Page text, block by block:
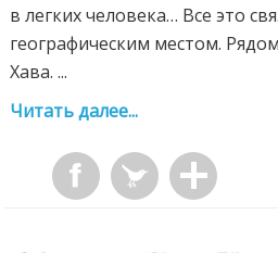
в легких человека… Все это
географическим местом.
Хава. ...
Читать далее...